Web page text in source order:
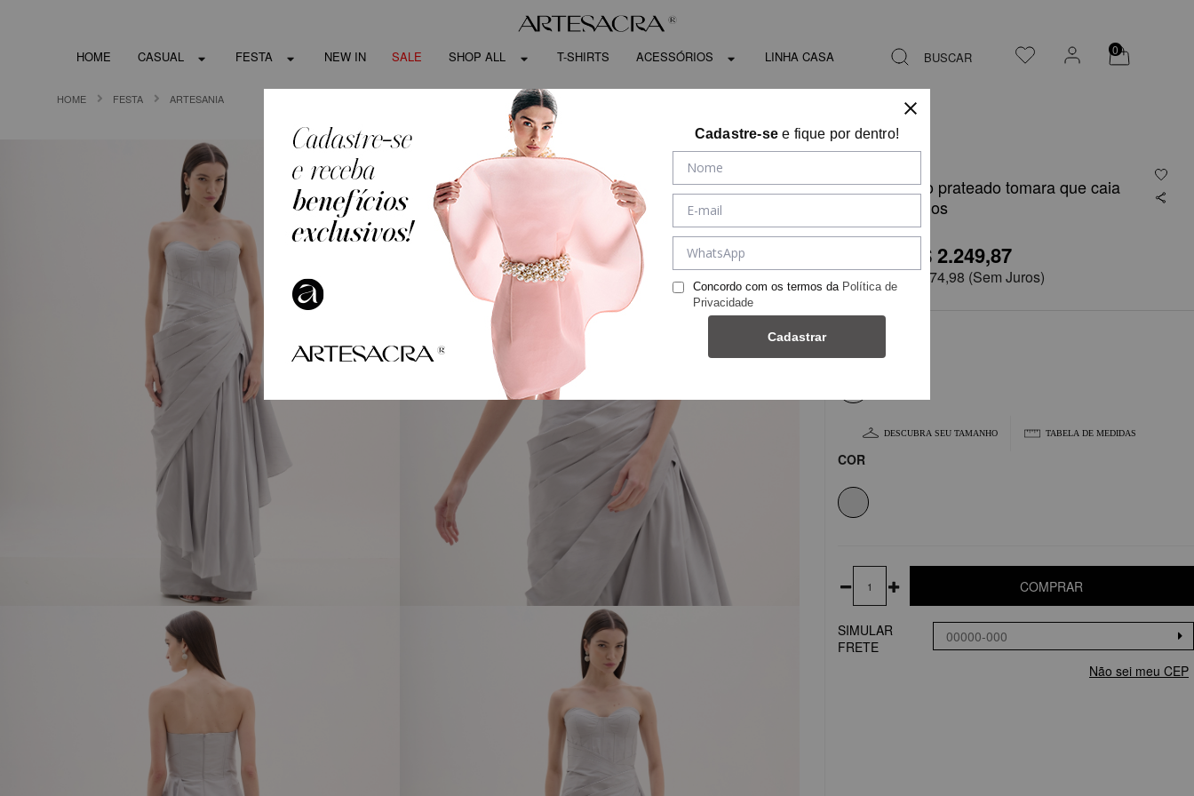
HOME CASUAL FESTA NEW IN SALE SHOP ALL T-SHIRTS ACESSÓRIOS LINHA CASA BUSCAR 0
HOME FESTA ARTESANIA
Vestido longo prateado tomara que caia
com drapeados
R$ 2.249,87
em6x deR$ 374,98 (Sem Juros)
DESCUBRA SEU TAMANHO TABELA DE MEDIDAS
COR
COMPRAR
SIMULAR
FRETE
Não sei meu CEP
Cadastre-se e fique por dentro!
Concordo com os termos da Política de
Privacidade
Cadastrar